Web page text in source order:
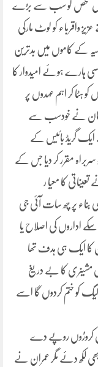
اہل شخص کو سب سے بڑے
واقرباء کو لوٹ مارکی
کے کاموں میں بدترین
ہارے ہوئے امیدوار کا
کو ہٹا کر اہم عہدوں پر
خان نے خودسب سے
گریڈ بائیس کے
سربراہ مقرر کر دیا جس کے
کا معیا ر
بناء پر چھ سات آئی جی
اداروں کی اصلاح یا
کا ایک ہی ہدف تھا
مشینری کا بے دریغ
لیگ کو ختم کردوں گا اسے
کروڑوں روپے دے
لکھ دئے مگر عمران نے